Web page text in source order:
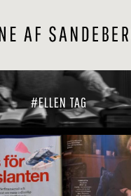
#ELLEN TAG